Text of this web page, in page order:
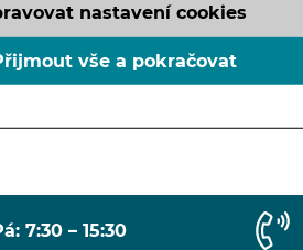
7:30 – 15:30
nastavení cookies
vše a pokračovat